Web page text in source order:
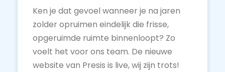
Ken je dat gevoel wanneer je na jaren
zolder opruimen eindelijk die frisse,
opgeruimde ruimte binnenloopt? Zo
voelt het voor ons team. De nieuwe
website van Presis is live, wij zijn trots!